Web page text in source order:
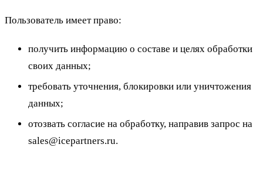
Пользователь имеет право:
получить информацию о составе и целях обработки
своих данных;
требовать уточнения, блокировки или уничтожения
данных;
отозвать согласие на обработку, направив запрос на
sales@icepartners.ru.